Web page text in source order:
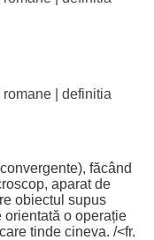
romane| definitia
convergente), făcând
, aparatde
obiectul supus
orientată o operație
tindecineva. /<fr.